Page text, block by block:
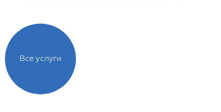
Все услуги